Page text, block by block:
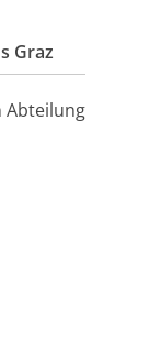
Graz
Abteilung